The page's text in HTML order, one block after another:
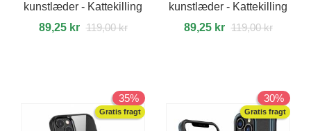
kunstlæder - Kattekilling
89,25 kr 119,00 kr
kunstlæder - Kattekilling
89,25 kr 119,00 kr
35%
Gratis fragt
30%
Gratis fragt